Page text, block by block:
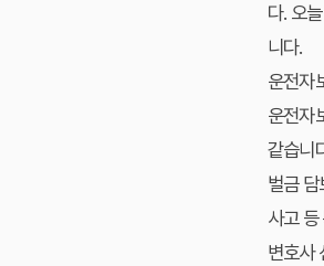
다. 오
니다.
운전자
운전자
같습니
벌금 담
사고 등
변호사